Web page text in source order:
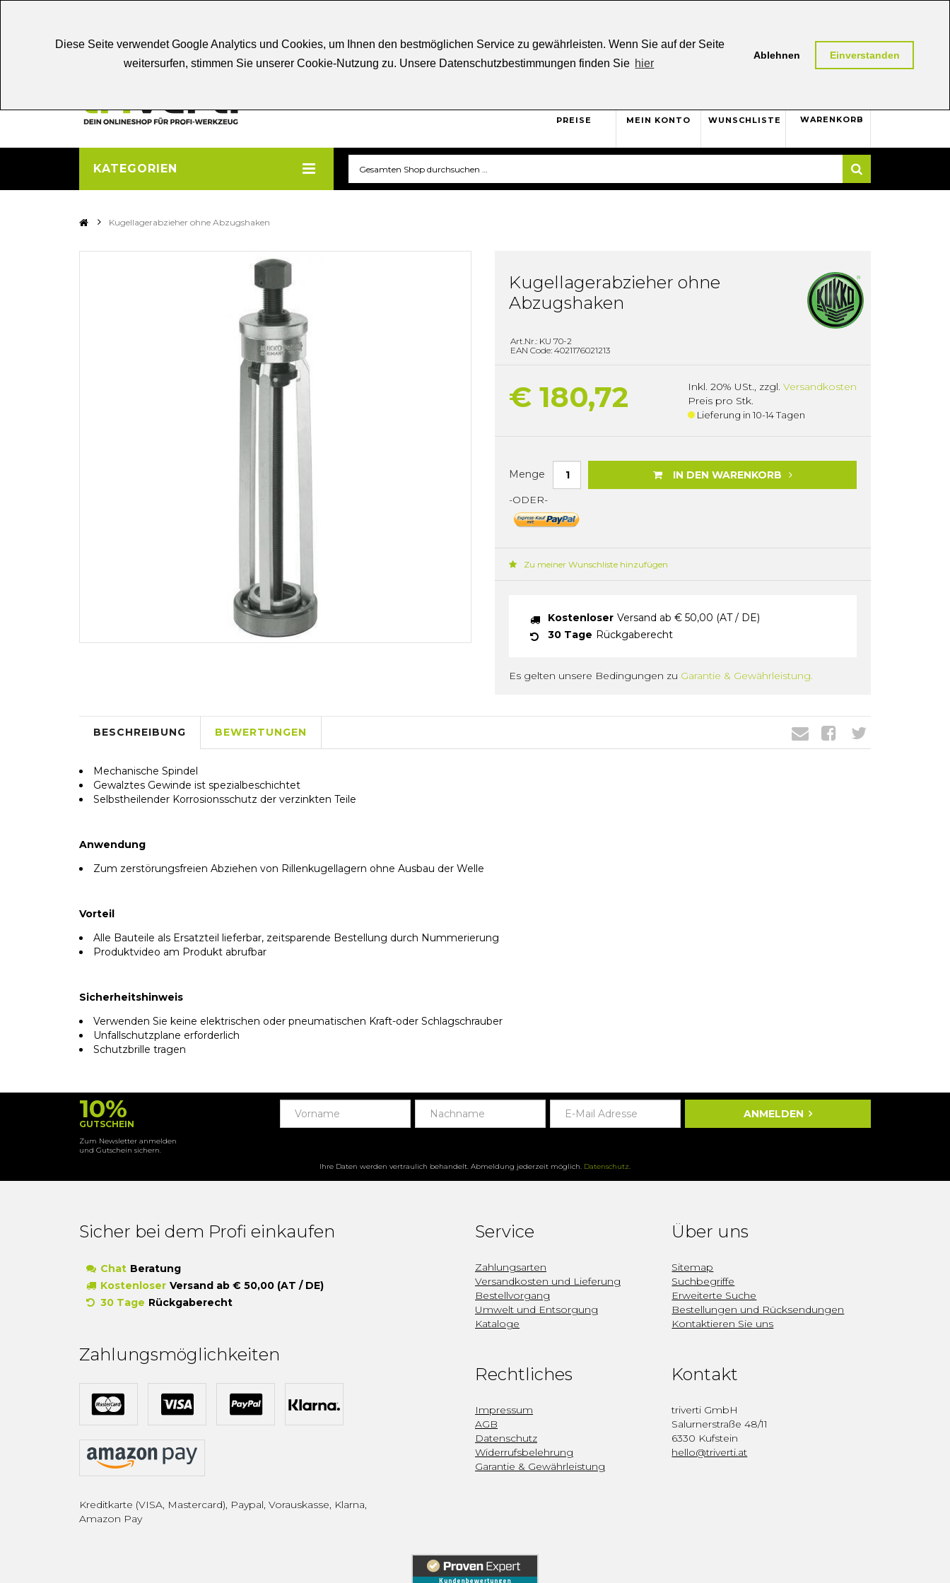
Diese Seite verwendet Google Analytics und Cookies, um Ihnen den bestmöglichen Service zu gewährleisten. Wenn Sie auf der Seite
weitersurfen, stimmen Sie unserer Cookie-Nutzung zu. Unsere Datenschutzbestimmungen finden Sie hier
Ablehnen Einverstanden
Rückgaberecht
PREISE MEIN KONTO WUNSCHLISTE WARENKORB
0
KATEGORIEN
> Kugellagerabzieher ohne Abzugshaken
Kugellagerabzieher ohne
Abzugshaken
Art.Nr.: KU 70-2
EAN Code: 4021176021213
€ 180,72 Inkl. 20% USt., zzgl. Versandkosten
Preis pro Stk.
Lieferung in 10-14 Tagen
Menge
IN DEN WARENKORB
-ODER-
Zu meiner Wunschliste hinzufügen
Kostenloser Versand ab € 50,00 (AT / DE)
30 Tage Rückgaberecht
Es gelten unsere Bedingungen zu Garantie & Gewährleistung.
BESCHREIBUNG BEWERTUNGEN
Mechanische Spindel
Gewalztes Gewinde ist spezialbeschichtet
Selbstheilender Korrosionsschutz der verzinkten Teile
Anwendung
Zum zerstörungsfreien Abziehen von Rillenkugellagern ohne Ausbau der Welle
Vorteil
Alle Bauteile als Ersatzteil lieferbar, zeitsparende Bestellung durch Nummerierung
Produktvideo am Produkt abrufbar
Sicherheitshinweis
Verwenden Sie keine elektrischen oder pneumatischen Kraft-oder Schlagschrauber
Unfallschutzplane erforderlich
Schutzbrille tragen
10%
GUTSCHEIN
Zum Newsletter anmelden
und Gutschein sichern.
ANMELDEN
Ihre Daten werden vertraulich behandelt. Abmeldung jederzeit möglich. Datenschutz.
Sicher bei dem Profi einkaufen
Chat Beratung
Kostenloser Versand ab € 50,00 (AT / DE)
30 Tage Rückgaberecht
Zahlungsmöglichkeiten
Kreditkarte (VISA, Mastercard), Paypal, Vorauskasse, Klarna,
Amazon Pay
Service
Zahlungsarten
Versandkosten und Lieferung
Bestellvorgang
Umwelt und Entsorgung
Kataloge
Über uns
Sitemap
Suchbegriffe
Erweiterte Suche
Bestellungen und Rücksendungen
Kontaktieren Sie uns
Rechtliches
Impressum
AGB
Datenschutz
Widerrufsbelehrung
Garantie & Gewährleistung
Kontakt
triverti GmbH
Salurnerstraße 48/11
6330 Kufstein
hello@triverti.at